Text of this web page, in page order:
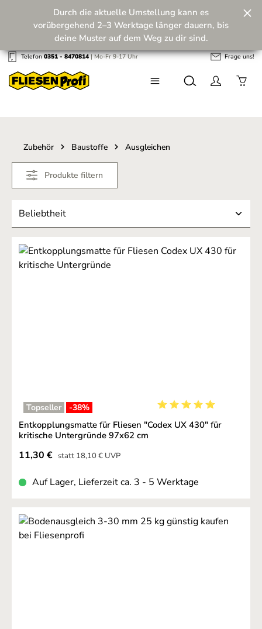
Zum Hauptinhalt springen
Zukunft! 💪
Durch die aktuelle Umstellung kann es
vorübergehend 2–3 Werktage länger dauern, bis
deine Muster auf dem Weg zu dir sind.
Telefon0351 - 8470814| Mo-Fr 9-17 Uhr Frage uns!
Zubehör Baustoffe Ausgleichen
Produkte filtern
Topseller -38%
Durchschnittliche
Entkopplungsmatte für Fliesen "Codex UX 430" für
kritische Untergründe 97x62 cm
Verkaufspreis:
11,30 € statt Regulärer Preis:
18,10 € UVP
Auf Lager, Lieferzeit ca. 3 - 5 Werktage